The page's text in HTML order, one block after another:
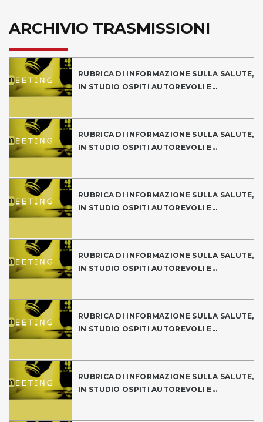
ARCHIVIO TRASMISSIONI
RUBRICA DI INFORMAZIONE SULLA SALUTE,
IN STUDIO OSPITI AUTOREVOLI E...
RUBRICA DI INFORMAZIONE SULLA SALUTE,
IN STUDIO OSPITI AUTOREVOLI E...
RUBRICA DI INFORMAZIONE SULLA SALUTE,
IN STUDIO OSPITI AUTOREVOLI E...
RUBRICA DI INFORMAZIONE SULLA SALUTE,
IN STUDIO OSPITI AUTOREVOLI E...
RUBRICA DI INFORMAZIONE SULLA SALUTE,
IN STUDIO OSPITI AUTOREVOLI E...
RUBRICA DI INFORMAZIONE SULLA SALUTE,
IN STUDIO OSPITI AUTOREVOLI E...